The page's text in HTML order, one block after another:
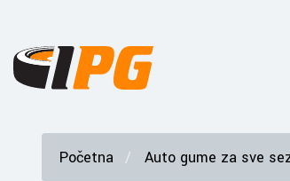
Početna Auto gume za sve